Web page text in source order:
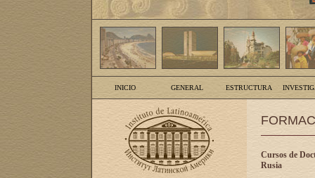
INICIO GENERAL ESTRUCTURA
Cursos de
Rusia